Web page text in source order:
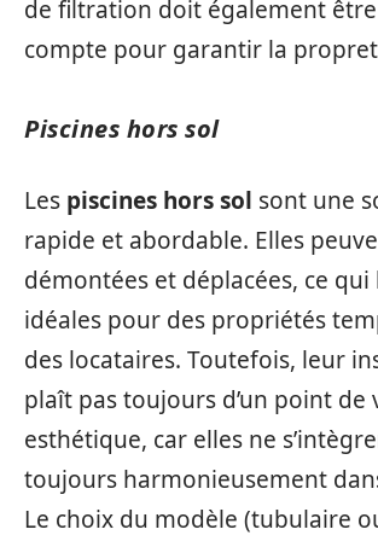
de filtration doit également
compte pour garantir la
Piscines hors sol
Les piscines hors sol sont une
rapide et abordable. Elles
démontées et déplacées, ce qui
idéales pour des propriétés
des locataires. Toutefois, leur
plaît pas toujours d’un point de
esthétique, car elles ne
toujours harmonieusement
Le choix du modèle (tubulaire